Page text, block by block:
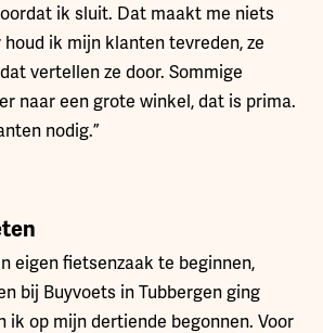
ik sluit. Dat maakt me niets
ik mijn klanten tevreden, ze
vertellen ze door. Sommige
naar een grote winkel, dat is prima.
nodig.”
eigen fietsenzaak te beginnen,
bij Buyvoets in Tubbergen ging
ik op mijn dertiende begonnen. Voor